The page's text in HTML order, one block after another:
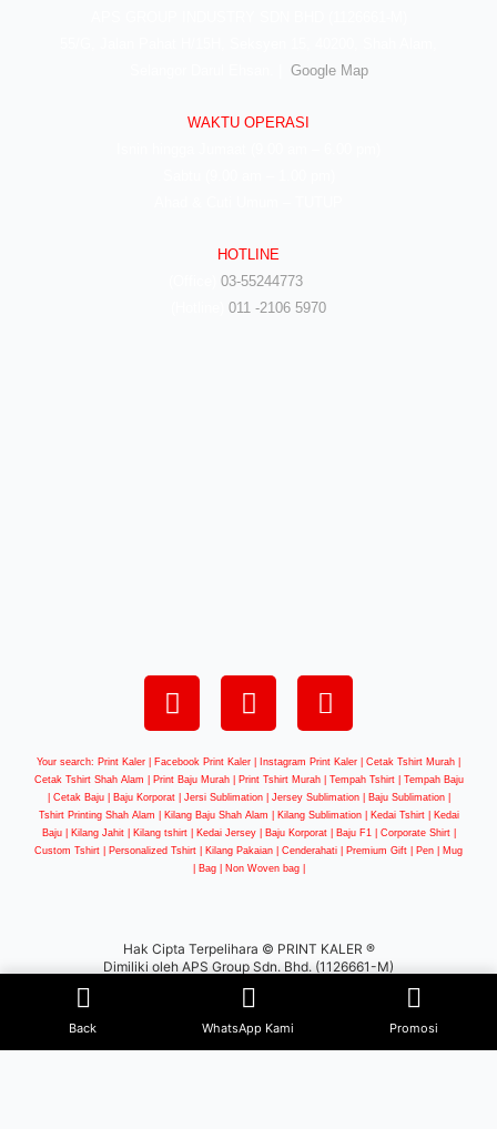
Google Map
WAKTU OPERASI
HOTLINE
03-55244773
011 -2106 5970
Your search: Print Kaler | Facebook Print Kaler | Instagram Print Kaler | Cetak Tshirt Murah |
Cetak Tshirt Shah Alam | Print Baju Murah | Print Tshirt Murah | Tempah Tshirt | Tempah Baju
| Cetak Baju | Baju Korporat | Jersi Sublimation | Jersey Sublimation | Baju Sublimation |
Tshirt Printing Shah Alam | Kilang Baju Shah Alam | Kilang Sublimation | Kedai Tshirt | Kedai
Baju | Kilang Jahit | Kilang tshirt | Kedai Jersey | Baju Korporat | Baju F1 | Corporate Shirt |
Custom Tshirt | Personalized Tshirt | Kilang Pakaian | Cenderahati | Premium Gift | Pen | Mug
| Bag | Non Woven bag |
Hak Cipta Terpelihara © PRINT KALER ®
Dimiliki oleh APS Group Sdn. Bhd. (1126661-M)
WEB DESIGN BY
Back WhatsApp Kami Promosi